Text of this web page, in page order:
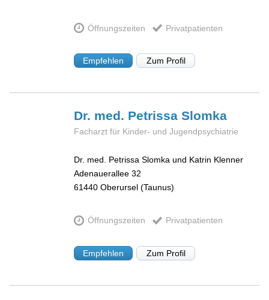
Öffnungszeiten Privatpatienten
Empfehlen Zum Profil
Dr. med. PetrissaSlomka
Facharzt für Kinder- und Jugendpsychiatrie
Dr. med. Petrissa Slomka und Katrin Klenner
Adenauerallee 32
61440 Oberursel (Taunus)
Öffnungszeiten Privatpatienten
Empfehlen Zum Profil